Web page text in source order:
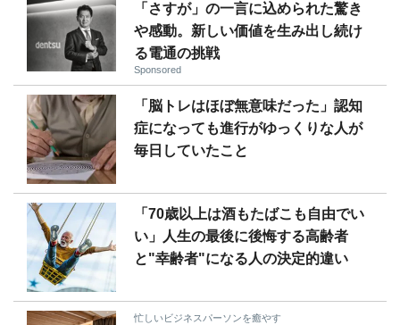
「さすが」の一言に込められた驚き
や感動。新しい価値を生み出し続け
る電通の挑戦
Sponsored
「脳トレはほぼ無意味だった」認知
症になっても進行がゆっくりな人が
毎日していたこと
「70歳以上は酒もたばこも自由でい
い」人生の最後に後悔する高齢者
と"幸齢者"になる人の決定的違い
忙しいビジネスパーソンを癒やす